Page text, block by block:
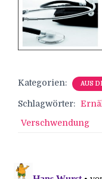
Kategorien: AUS
Schlagwörter:
Verschwendung